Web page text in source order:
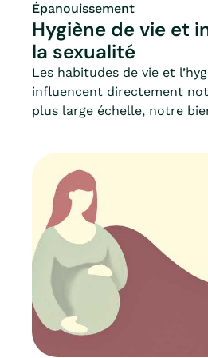
Épanouissement
Hygiène de vie et
la sexualité
Les habitudes de vie et
influencent directement
plus large échelle, notre
gestes ? Quelle
rester en bonne santé ?
un bon état hormonal,
savons, ont un réel impact
tous les jours ? Sommeil,
Mia fait le point sur l’impact
(corporelle et